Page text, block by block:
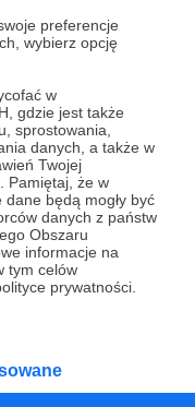
preferencje
wybierz opcję
w
gdzie jest także
sprostowania,
danych, a także w
Twojej
Pamiętaj, że w
będą mogły być
danych z państw
Obszaru
informacje na
tym celów
prywatności.